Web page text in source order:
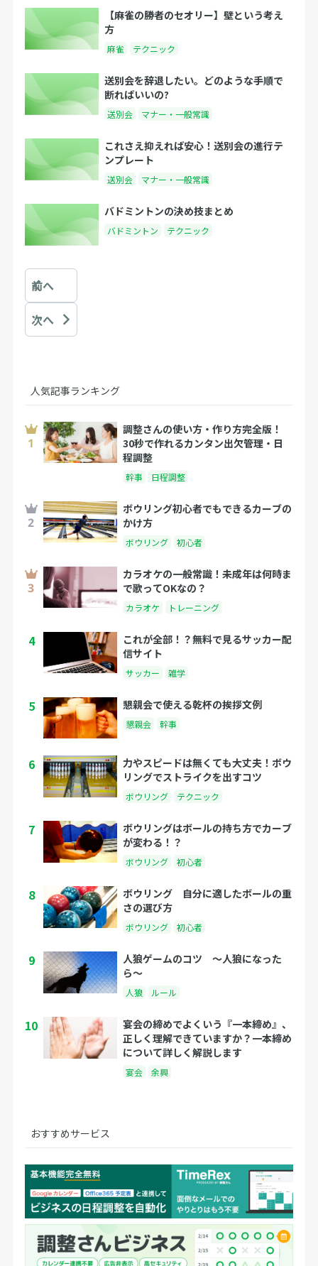
【麻雀の勝者のセオリー】壁という考え
方
麻雀 テクニック
送別会を辞退したい。どのような手順で
断ればいいの?
送別会 マナー・一般常識
これさえ抑えれば安心！送別会の進行テ
ンプレート
送別会 マナー・一般常識
バドミントンの決め技まとめ
バドミントン テクニック
前へ
次へ
人気記事ランキング
調整さんの使い方・作り方完全版！
30秒で作れるカンタン出欠管理・日
程調整
幹事 日程調整
ボウリング初心者でもできるカーブの
かけ方
ボウリング 初心者
カラオケの一般常識！未成年は何時ま
で歌ってOKなの？
カラオケ トレーニング
4
これが全部！？無料で見るサッカー配
信サイト
サッカー 雑学
5 懇親会で使える乾杯の挨拶文例
懇親会 幹事
6
力やスピードは無くても大丈夫！ボウ
リングでストライクを出すコツ
ボウリング テクニック
7
ボウリングはボールの持ち方でカーブ
が変わる！？
ボウリング 初心者
8
ボウリング 自分に適したボールの重
さの選び方
ボウリング 初心者
9
人狼ゲームのコツ 〜人狼になった
ら〜
人狼 ルール
10
宴会の締めでよくいう『一本締め』、
正しく理解できていますか？一本締め
について詳しく解説します
宴会 余興
おすすめサービス